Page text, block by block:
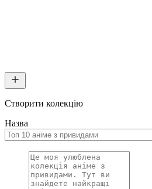
Створити колекцію
Назва